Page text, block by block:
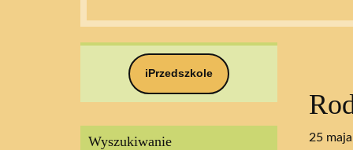
iPrzedszkole
Wyszukiwanie 25